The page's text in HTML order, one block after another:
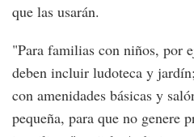
que las usarán.
"Para familias con niños, por
deben incluir ludoteca y
con amenidades básicas y
pequeña, para que no genere